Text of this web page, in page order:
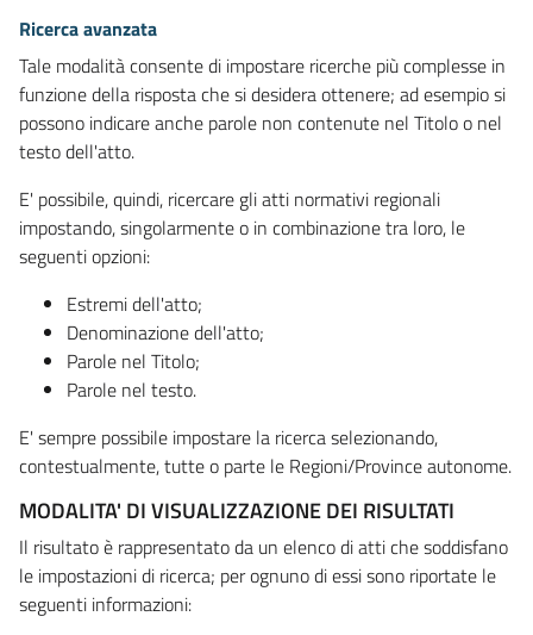
Ricerca avanzata
Tale modalità consente di impostare ricerche più complesse in
funzione della risposta che si desidera ottenere; ad esempio si
possono indicare anche parole non contenute nel Titolo o nel
testo dell'atto.
E' possibile, quindi, ricercare gli atti normativi regionali
impostando, singolarmente o in combinazione tra loro, le
seguenti opzioni:
Estremi dell'atto;
Denominazione dell'atto;
Parole nel Titolo;
Parole nel testo.
E' sempre possibile impostare la ricerca selezionando,
contestualmente, tutte o parte le Regioni/Province autonome.
MODALITA' DI VISUALIZZAZIONE DEI RISULTATI
Il risultato è rappresentato da un elenco di atti che soddisfano
le impostazioni di ricerca; per ognuno di essi sono riportate le
seguenti informazioni: